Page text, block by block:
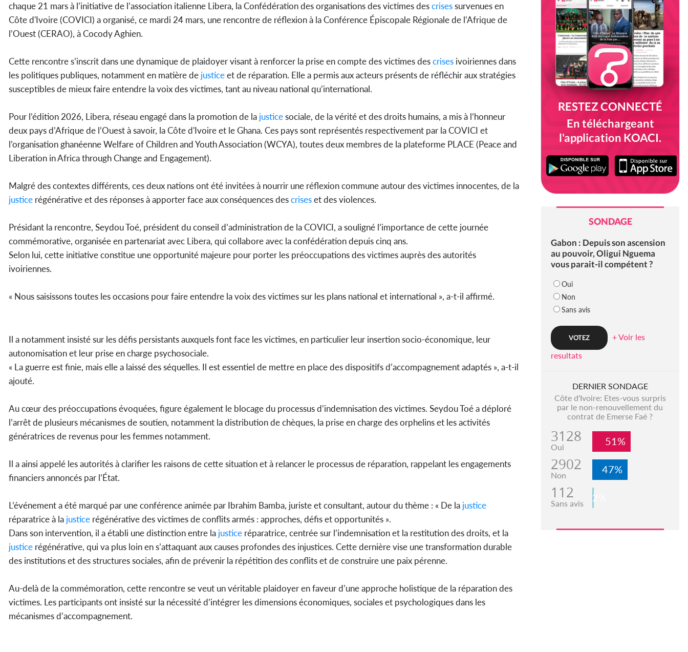
chaque 21 mars à l’initiative de l’association italienne Libera, la Confédération des organisations des victimes descrisessurvenues en
Côte d'Ivoire (COVICI) a organisé, ce mardi 24 mars, une rencontre de réflexion à la Conférence Épiscopale Régionale de l’Afrique de
l’Ouest (CERAO), à Cocody Aghien.
Cette rencontre s’inscrit dans une dynamique de plaidoyer visant à renforcer la prise en compte des victimes descrises ivoiriennes dans
les politiques publiques, notamment en matière de justiceet de réparation. Elle a permis aux acteurs présents de réfléchir aux stratégies
susceptibles de mieux faire entendre la voix des victimes, tant au niveau national qu’international.
Pour l’édition 2026, Libera, réseau engagé dans la promotion de la justicesociale, de la vérité et des droits humains, a mis à l’honneur
deux pays d’Afrique de l’Ouest à savoir, la Côte d'Ivoire et le Ghana. Ces pays sont représentés respectivement par la COVICI et
l’organisation ghanéenne Welfare of Children and Youth Association (WCYA), toutes deux membres de la plateforme PLACE (Peace and
Liberation in Africa through Change and Engagement).
Malgré des contextes différents, ces deux nations ont été invitées à nourrir une réflexion commune autour des victimes innocentes, de la
justice régénérative et des réponses à apporter face aux conséquences descriseset des violences.
Présidant la rencontre, Seydou Toé, président du conseil d’administration de la COVICI, a souligné l’importance de cette journée
commémorative, organisée en partenariat avec Libera, qui collabore avec la confédération depuis cinq ans.
Selon lui, cette initiative constitue une opportunité majeure pour porter les préoccupations des victimes auprès des autorités
ivoiriennes.
« Nous saisissons toutes les occasions pour faire entendre la voix des victimes sur les plans national et international », a-t-il affirmé.
Il a notamment insisté sur les défis persistants auxquels font face les victimes, en particulier leur insertion socio-économique, leur
autonomisation et leur prise en charge psychosociale.
« La guerre est finie, mais elle a laissé des séquelles. Il est essentiel de mettre en place des dispositifs d’accompagnement adaptés », a-t-il
ajouté.
Au cœur des préoccupations évoquées, figure également le blocage du processus d’indemnisation des victimes. Seydou Toé a déploré
l’arrêt de plusieurs mécanismes de soutien, notamment la distribution de chèques, la prise en charge des orphelins et les activités
génératrices de revenus pour les femmes notamment.
Il a ainsi appelé les autorités à clarifier les raisons de cette situation et à relancer le processus de réparation, rappelant les engagements
financiers annoncés par l’État.
L’événement a été marqué par une conférence animée par Ibrahim Bamba, juriste et consultant, autour du thème : « De la justice
réparatrice à la justice régénérative des victimes de conflits armés : approches, défis et opportunités ».
Dans son intervention, il a établi une distinction entre la justice réparatrice, centrée sur l’indemnisation et la restitution des droits, et la
justice régénérative, qui va plus loin en s’attaquant aux causes profondes des injustices. Cette dernière vise une transformation durable
des institutions et des structures sociales, afin de prévenir la répétition des conflits et de construire une paix pérenne.
Au-delà de la commémoration, cette rencontre se veut un véritable plaidoyer en faveur d’une approche holistique de la réparation des
victimes. Les participants ont insisté sur la nécessité d’intégrer les dimensions économiques, sociales et psychologiques dans les
mécanismes d’accompagnement.
RESTEZ CONNECTÉ
En téléchargeant
l'application KOACI.
SONDAGE
Gabon : Depuis son ascension
au pouvoir, Oligui Nguema
vous parait-il compétent ?
Oui
Non
Sans avis
+ Voir les
resultats
DERNIER SONDAGE
Côte d'Ivoire: Etes-vous surpris
par le non-renouvellement du
contrat de Emerse Faé ?
3128
Oui 51%
2902
Non 47%
112
Sans avis 2%